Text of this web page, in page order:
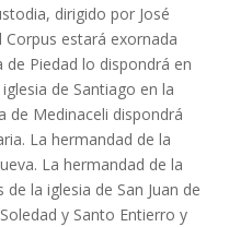
dirigido por José
Corpus estará exornada
Piedad lo dispondrá en
de Santiago en la
de Medinaceli dispondrá
La hermandad de la
La hermandad de la
la iglesia de San Juan de
y Santo Entierro y